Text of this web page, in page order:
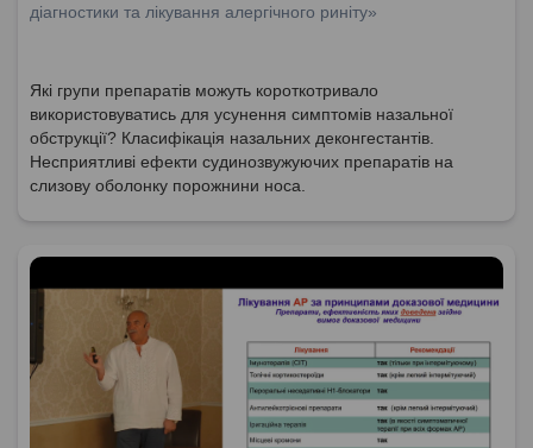
діагностики та лікування алергічного риніту»
Які групи препаратів можуть короткотривало
використовуватись для усунення симптомів назальної
обструкції? Класифікація назальних деконгестантів.
Несприятливі ефекти судинозвужуючих препаратів на
слизову оболонку порожнини носа.